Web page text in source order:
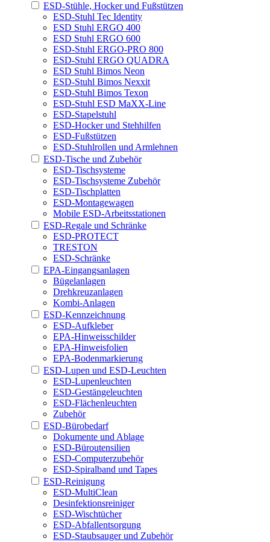
ESD-Stühle, Hocker und Fußstützen
ESD-Stuhl Tec Identity
ESD Stuhl ERGO 400
ESD Stuhl ERGO 600
ESD-Stuhl ERGO-PRO 800
ESD-Stuhl ERGO QUADRA
ESD Stuhl Bimos Neon
ESD-Stuhl Bimos Nexxit
ESD-Stuhl Bimos Texon
ESD-Stuhl ESD MaXX-Line
ESD-Stapelstuhl
ESD-Hocker und Stehhilfen
ESD-Fußstützen
ESD-Stuhlrollen und Armlehnen
ESD-Tische und Zubehör
ESD-Tischsysteme
ESD-Tischsysteme Zubehör
ESD-Tischplatten
ESD-Montagewagen
Mobile ESD-Arbeitsstationen
ESD-Regale und Schränke
ESD-PROTECT
TRESTON
ESD-Schränke
EPA-Eingangsanlagen
Bügelanlagen
Drehkreuzanlagen
Kombi-Anlagen
ESD-Kennzeichnung
ESD-Aufkleber
EPA-Hinweisschilder
EPA-Hinweisfolien
EPA-Bodenmarkierung
ESD-Lupen und ESD-Leuchten
ESD-Lupenleuchten
ESD-Gestängeleuchten
ESD-Flächenleuchten
Zubehör
ESD-Bürobedarf
Dokumente und Ablage
ESD-Büroutensilien
ESD-Computerzubehör
ESD-Spiralband und Tapes
ESD-Reinigung
ESD-MultiClean
Desinfektionsreiniger
ESD-Wischtücher
ESD-Abfallentsorgung
ESD-Staubsauger und Zubehör